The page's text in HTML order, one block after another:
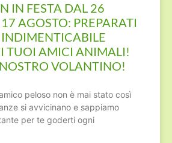
IN FESTA DAL 26
AGOSTO: PREPARATI
TUOI AMICI ANIMALI!
VOLANTINO!
peloso non è mai stato così
si avvicinano e sappiamo
per te goderti ogni